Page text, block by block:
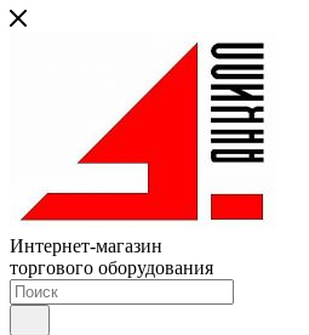
Интернет-магазин
торгового оборудования